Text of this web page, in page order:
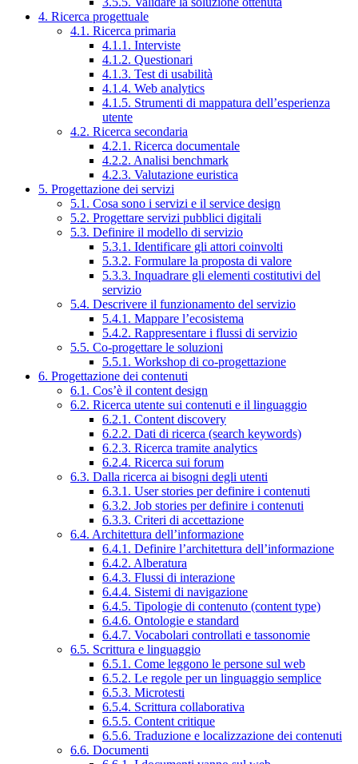
4. Ricerca progettuale
4.1. Ricerca primaria
4.1.1. Interviste
4.1.2. Questionari
4.1.3. Test di usabilità
4.1.4. Web analytics
4.1.5. Strumenti di mappatura dell’esperienza
utente
4.2. Ricerca secondaria
4.2.1. Ricerca documentale
4.2.2. Analisi benchmark
4.2.3. Valutazione euristica
5. Progettazione dei servizi
5.1. Cosa sono i servizi e il service design
5.2. Progettare servizi pubblici digitali
5.3. Definire il modello di servizio
5.3.1. Identificare gli attori coinvolti
5.3.2. Formulare la proposta di valore
5.3.3. Inquadrare gli elementi costitutivi del
servizio
5.4. Descrivere il funzionamento del servizio
5.4.1. Mappare l’ecosistema
5.4.2. Rappresentare i flussi di servizio
5.5. Co-progettare le soluzioni
5.5.1. Workshop di co-progettazione
6. Progettazione dei contenuti
6.1. Cos’è il content design
6.2. Ricerca utente sui contenuti e il linguaggio
6.2.1. Content discovery
6.2.2. Dati di ricerca (search keywords)
6.2.3. Ricerca tramite analytics
6.2.4. Ricerca sui forum
6.3. Dalla ricerca ai bisogni degli utenti
6.3.1. User stories per definire i contenuti
6.3.2. Job stories per definire i contenuti
6.3.3. Criteri di accettazione
6.4. Architettura dell’informazione
6.4.1. Definire l’architettura dell’informazione
6.4.2. Alberatura
6.4.3. Flussi di interazione
6.4.4. Sistemi di navigazione
6.4.5. Tipologie di contenuto (content type)
6.4.6. Ontologie e standard
6.4.7. Vocabolari controllati e tassonomie
6.5. Scrittura e linguaggio
6.5.1. Come leggono le persone sul web
6.5.2. Le regole per un linguaggio semplice
6.5.3. Microtesti
6.5.4. Scrittura collaborativa
6.5.5. Content critique
6.5.6. Traduzione e localizzazione dei contenuti
6.6. Documenti